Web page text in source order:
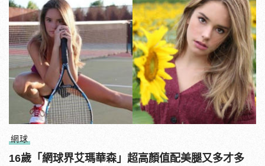
網球
16歲「網球界艾瑪華森」超高顏值配美腿又多才多